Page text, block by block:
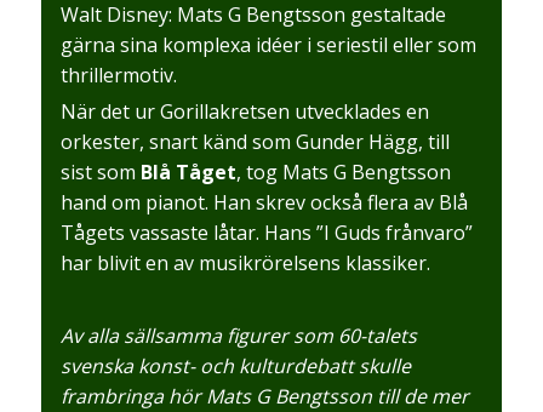
Walt Disney: Mats G Bengtsson gestaltade
gärna sina komplexa idéer i seriestil eller som
thrillermotiv.
När det ur Gorillakretsen utvecklades en
orkester, snart känd som Gunder Hägg, till
sist som Blå Tåget, tog Mats G Bengtsson
hand om pianot. Han skrev också flera av Blå
Tågets vassaste låtar. Hans ”I Guds frånvaro”
har blivit en av musikrörelsens klassiker.
Av alla sällsamma figurer som 60-talets
svenska konst- och kulturdebatt skulle
frambringa hör Mats G Bengtsson till de mer